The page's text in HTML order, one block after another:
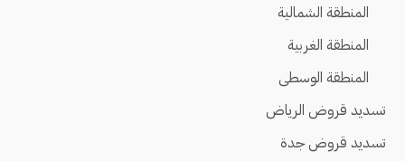
المنطقة الشمالية
المنطقة الغربية
المنطقة الوسطى
تسديد قروض الرياض
تسديد قروض جدة